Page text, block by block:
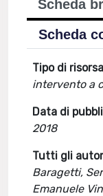
Scheda
Scheda
Tipo di risorsa
intervento a
Data di
2018
Tutti gli
Baragetti,
Emanuele